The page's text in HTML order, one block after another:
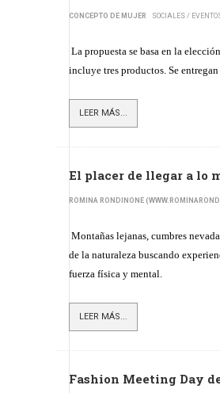
CONCEPTO DE MUJER SOCIALES /
La propuesta se basa en la
incluye tres productos. Se
LEER MÁS...
El placer de llegar a lo
ROMINA RONDINONE
Montañas lejanas, cumbres
de la naturaleza buscando
fuerza física y mental.
LEER MÁS...
Fashion Meeting Day